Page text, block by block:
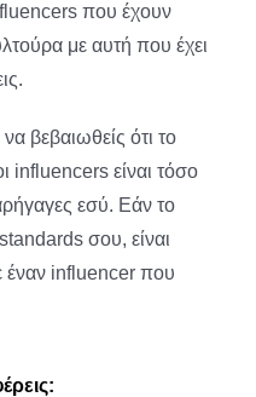
που έχουν
με αυτή που έχει
βεβαιωθείς ότι το
influencers είναι τόσο
εσύ. Εάν το
σου, είναι
έναν influencer που